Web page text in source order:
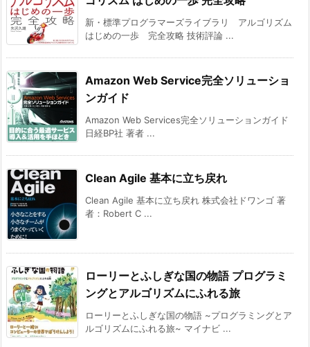
新・標準プログラマーズライブラリ アルゴリズム
はじめの一歩 完全攻略 技術評論 ...
Amazon Web Service完全ソリューショ
ンガイド
Amazon Web Services完全ソリューションガイド
日経BP社 著者 ...
Clean Agile 基本に立ち戻れ
Clean Agile 基本に立ち戻れ 株式会社ドワンゴ 著
者：Robert C ...
ローリーとふしぎな国の物語 プログラミ
ングとアルゴリズムにふれる旅
ローリーとふしぎな国の物語 ~プログラミングとア
ルゴリズムにふれる旅~ マイナビ ...